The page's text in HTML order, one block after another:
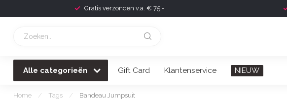
Gratis verzonden v.a. € 75,-
Alle categorieën Gift Card Klantenservice NIEUW
Home / Tags / Bandeau Jumpsuit